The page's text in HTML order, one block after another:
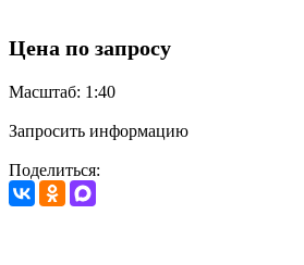
Цена по запросу
Масштаб: 1:40
Запросить информацию
Поделиться: